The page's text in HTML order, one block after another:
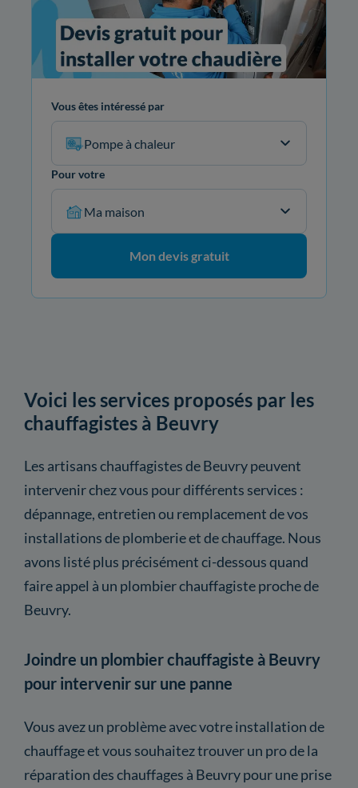
Vous êtes intéressé par
Pompe à chaleur
Pour votre
Ma maison
Mon devis gratuit
Voici les services proposés par les
chauffagistes à Beuvry
Les artisans chauffagistes de Beuvry peuvent
intervenir chez vous pour différents services :
dépannage, entretien ou remplacement de vos
installations de plomberie et de chauffage. Nous
avons listé plus précisément ci-dessous quand
faire appel à un plombier chauffagiste proche de
Beuvry.
Joindre un plombier chauffagiste à Beuvry
pour intervenir sur une panne
Vous avez un problème avec votre installation de
chauffage et vous souhaitez trouver un pro de la
réparation des chauffages à Beuvry pour une prise